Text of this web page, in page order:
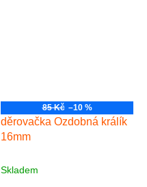
85 Kč –10 %
děrovačka Ozdobná králík
16mm
Skladem